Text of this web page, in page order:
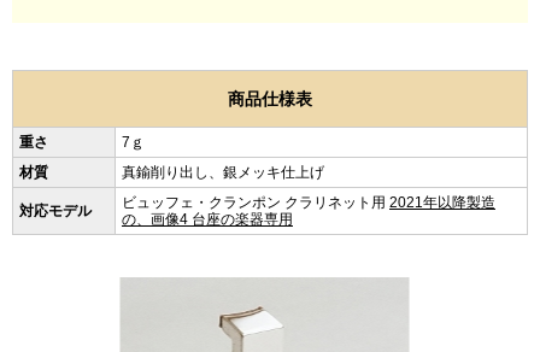
商品仕様表
重さ
7ｇ
材質
真鍮削り出し、銀メッキ仕上げ
対応モデル ビュッフェ・クランポン クラリネット用 2021年以降製造
の、画像4 台座の楽器専用